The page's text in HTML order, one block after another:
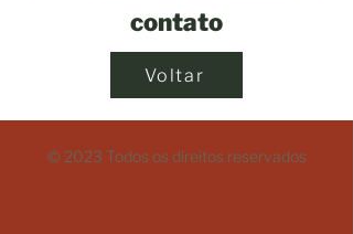
contato
Voltar
© 2023 Todos os direitos reservados